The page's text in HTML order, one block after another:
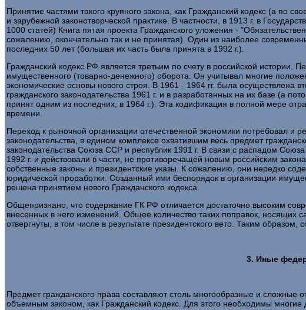
Принятие частями такого крупного закона, как Гражданский кодекс (а по
и зарубежной законотворческой практике. В частности, в 1913 г. в
1000 статей) Книга пятая проекта Гражданского уложения -
сожалению, окончательно так и не принятая). Один из наиболее
последних 50 лет (большая их часть была принята в 1992 г.).
Гражданский кодекс РФ является третьим по счету в российской истории.
имущественного (товарно-денежного) оборота. Он учитывал многие
экономические основы нового строя. В 1961 - 1964 гг. была осуществлена
гражданского законодательства 1961 г. и в разработанных на их базе (а
принят одним из последних, в 1964 г.). Эта кодификация в полной мере
времени.
Переход к рыночной организации отечественной экономики потребовал
законодательства, в едином комплексе охватившим весь предмет
законодательства Союза ССР и республик 1991 г. В связи с распадом
1992 г. и действовали в части, не противоречащей новым российским
собственные законы и президентские указы. К сожалению, они нередко
юридической проработки. Созданный ими беспорядок в организации
решена принятием нового Гражданского кодекса.
Общепризнано, что содержание ГК РФ отличается достаточно высоким
внесенных в него изменений. Общее количество таких поправок, носящих
отвергнуты, в том числе в результате президентского вето. Таким
3. Иные
Предмет гражданского права составляют столь многообразные и
объемным законом, как Гражданский кодекс. Для этого необходимы